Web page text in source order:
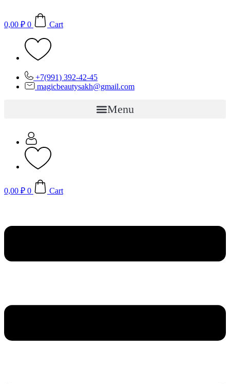
содержимому
0,00 ₽ 0 Cart
+7(991) 392-42-45
magicbeautysakh@gmail.com
Menu
0,00 ₽ 0 Cart